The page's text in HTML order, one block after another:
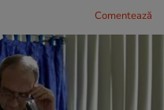
Comentează